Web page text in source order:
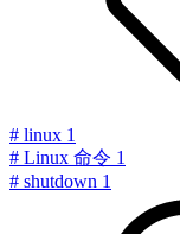
# linux 1
# Linux 命令 1
# shutdown 1